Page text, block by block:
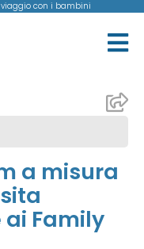
viaggio con i bambini
a misura
Family